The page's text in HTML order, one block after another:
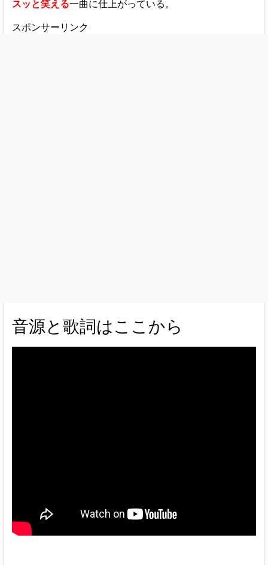
スッと笑える一曲に仕上がっている。
スポンサーリンク
音源と歌詞はここから